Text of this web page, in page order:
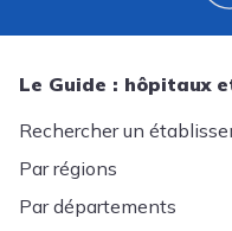
Le Guide : hôpitaux
Rechercher un
Par régions
Par départements